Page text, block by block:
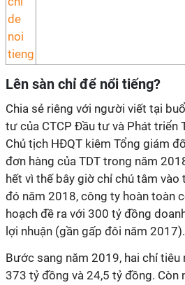
Lên sàn chỉ để nổi tiếng?
Chia sẻ riêng với người viết tại
tư của CTCP Đầu tư và Phát triển
Chủ tịch HĐQT kiêm Tổng giám
đơn hàng của TDT trong năm
hết vì thế bây giờ chỉ chú tâm vào
đó năm 2018, công ty hoàn toàn
hoạch đề ra với 300 tỷ đồng
lợi nhuận (gần gấp đôi năm 2017).
Bước sang năm 2019, hai chỉ tiêu
373 tỷ đồng và 24,5 tỷ đồng. Còn